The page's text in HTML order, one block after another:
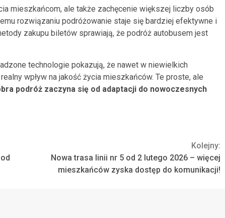
mieszkańcom, ale także zachęcenie większej liczby osób
rozwiązaniu podróżowanie staje się bardziej efektywne i
zakupu biletów sprawiają, że podróż autobusem jest
technologie pokazują, że nawet w niewielkich
wpływ na jakość życia mieszkańców. Te proste, ale
podróż zaczyna się od adaptacji do nowoczesnych
Kolejny:
Nowa trasa linii nr 5 od 2 lutego 2026 – więcej
mieszkańców zyska dostęp do komunikacji!